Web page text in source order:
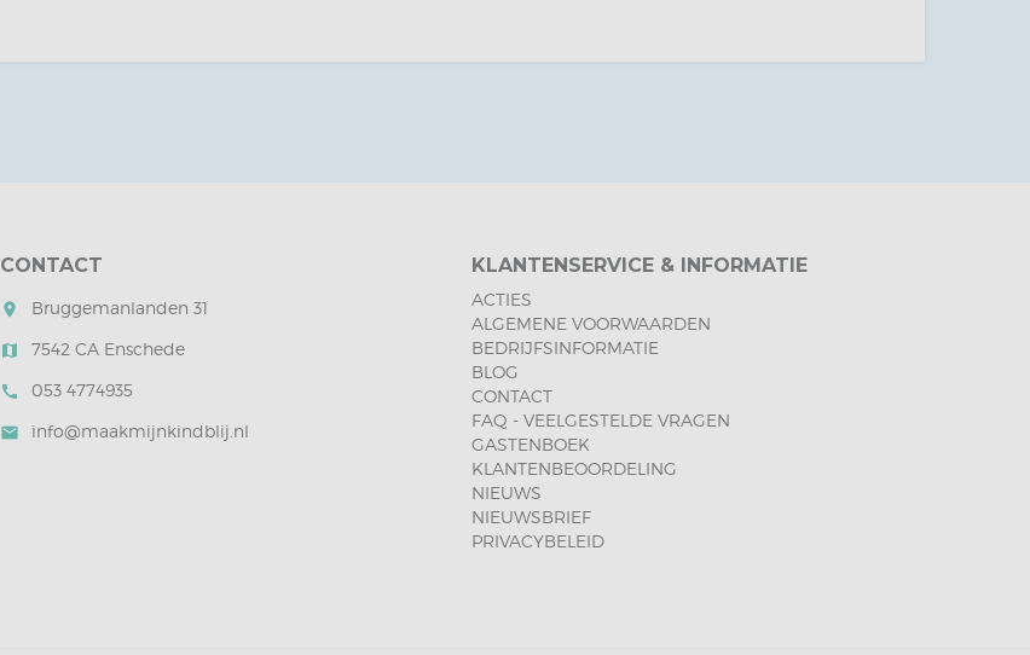
CONTACT
room Bruggemanlanden 31
map 7542 CA Enschede
call 053 4774935
mail info@maakmijnkindblij.nl
KLANTENSERVICE & INFORMATIE
ACTIES
ALGEMENE VOORWAARDEN
BEDRIJFSINFORMATIE
BLOG
CONTACT
FAQ - VEELGESTELDE VRAGEN
GASTENBOEK
KLANTENBEOORDELING
NIEUWS
NIEUWSBRIEF
PRIVACYBELEID